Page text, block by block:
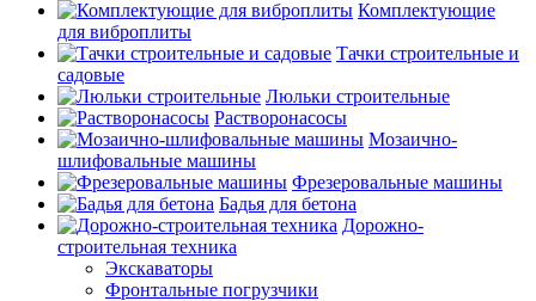
Комплектующие
для виброплиты
Тачки строительные и
садовые
Люльки строительные
Растворонасосы
Мозаично-
шлифовальные машины
Фрезеровальные машины
Бадья для бетона
Дорожно-
строительная техника
Экскаваторы
Фронтальные погрузчики